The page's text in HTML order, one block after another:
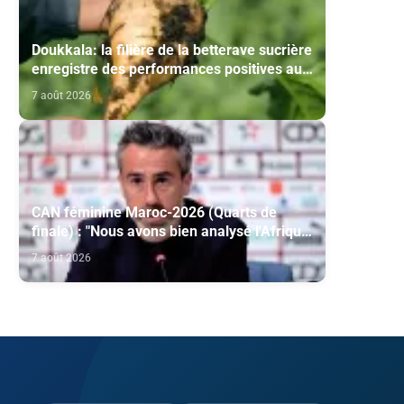
Doukkala: la filière de la betterave sucrière
enregistre des performances positives au
titre de la campagne agricole 2025-2026
7 août 2026
CAN féminine Maroc-2026 (Quarts de
finale) : "Nous avons bien analysé l'Afrique
du Sud pour aller chercher la victoire"
(Jorge Vilda)
7 août 2026